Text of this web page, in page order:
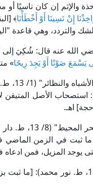
إِنْ نَسِينَا أَوْ أَخْطَأْنَا
والتردد، وهي قاعدة
الله عنه قال: شُكِيَ
يَسْمَعَ صَوْتًا أَوْ يَجِدَ رِيحًا»
قال
استصحاب الأصل
اهـ.
وقال الإمام
ثبت في الزمن الماضي
المزيل، فمن ادعاه
وجاء في "مجلة الأحكام العدلية" (ص: